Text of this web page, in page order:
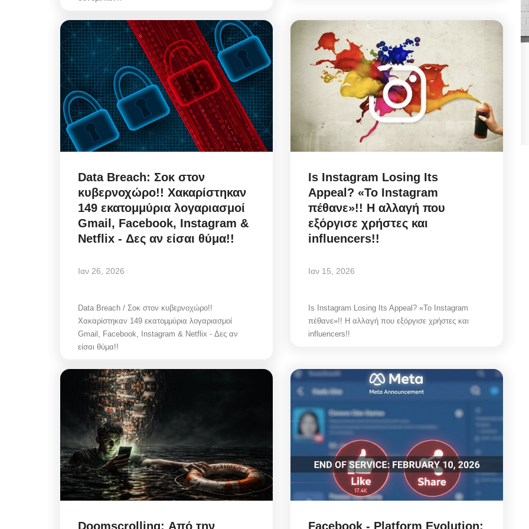
Data Breach: Σοκ στον
κυβερνοχώρο!! Χακαρίστηκαν
149 εκατομμύρια λογαριασμοί
Gmail, Facebook, Instagram &
Netflix - Δες αν είσαι θύμα!!
Ιαν 26, 2026
Data Breach / Σοκ στον κυβερνοχώρο!!
Χακαρίστηκαν 149 εκατομμύρια λογαριασμοί
Gmail, Facebook, Instagram & Netflix - Δες αν
είσαι θύμα!!
Is Instagram Losing Its
Appeal? «Το Instagram
πέθανε»!! Η αλλαγή που
εξόργισε χρήστες και
influencers!!
Ιαν 15, 2026
Is Instagram Losing Its Appeal? «Το Instagram
πέθανε»!! Η αλλαγή που εξόργισε χρήστες και
influencers!!
Doomscrolling: Από την Facebook - Platform Evolution:
Police Misconduct: Συνελήφθη
αστυνομικός στην Μύκονο,
για...
Αυγ 6, 2026
αστυνομικός, που υπηρετεί στη Γενική...
State Transparency Reform:
Υποχρεωτική η ανάρτηση
Εγκυκλίων...
Αυγ 7, 2026
ανάρτηση Εγκυκλίων από 1η Οκτωβρίου! Ό,τι...